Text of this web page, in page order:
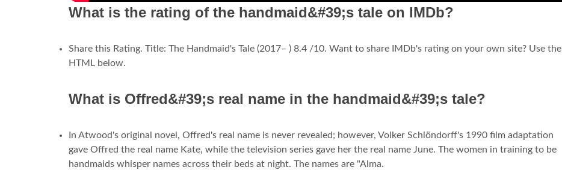
What is the rating of the handmaid&#39;s tale on IMDb?
Share this Rating. Title: The Handmaid's Tale (2017– ) 8.4 /10. Want to share IMDb's rating on your own site? Use the
HTML below.
What is Offred&#39;s real name in the handmaid&#39;s tale?
In Atwood's original novel, Offred's real name is never revealed; however, Volker Schlöndorff's 1990 film adaptation
gave Offred the real name Kate, while the television series gave her the real name June. The women in training to be
handmaids whisper names across their beds at night. The names are "Alma.